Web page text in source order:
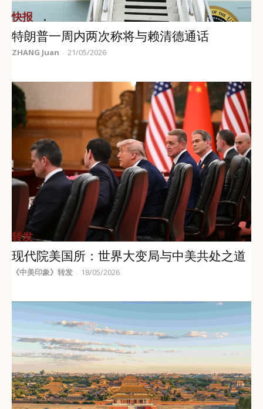
快报
特朗普一周内两次称将与赖清德通话
ZHANG Juan - 21/05/2026
转发
现代院美国所：世界大变局与中美共处之道
《中美印象》转发 - 18/05/2026